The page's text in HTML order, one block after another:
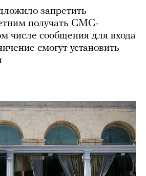
запретить
получать СМС-
числе сообщения для входа
смогут установить